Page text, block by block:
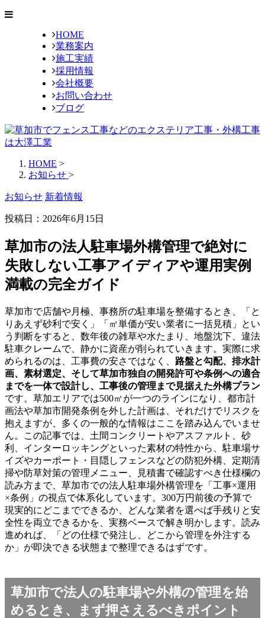
HOME
業務案内
施工実績
採用情報
会社概要
お問い合わせ
ブログ
HOME >
お知らせ >
お知らせ 新着情報
投稿日：2026年6月15日
草加市の法人駐車場外構管理で絶対に
失敗しない工事アイディアや運用実例
満載の完全ガイド
草加市で店舗や月極、事務所の駐車場を整備するとき、「と
りあえず砂利で安く」「㎡単価が安い業者に一括見積」とい
う判断をすると、数年後の雑草や水たまり、地盤沈下、違法
駐車クレームで、静かに資産が削られていきます。実際に求
められるのは、工事費の安さではなく、 路盤と勾配、排水計
画、素材選定、そして草加市独自の開発許可や条例への適合
までを一体で設計し、工事後の管理まで見据えた外構プラン
です。草加エリアでは500㎡が一つのラインになり、都市計
画法や草加市開発条例を外した計画は、それだけでリスクを
抱えますが、多くの一般的な情報はここを踏み込んでいませ
ん。この記事では、土間コンクリートやアスファルト、砂
利、インターロッキングといった素材の特性から、駐車場サ
イズやカーポート・目隠しフェンスなどの防犯外構、定期清
掃や防草対策の管理メニュー、見積書で確認すべき仕様欄の
読み方まで、草加市での法人駐車場外構管理を「工事×運用
×条例」の視点で体系化しています。300万円前後の予算で
現実的にどこまでできるか、どんな業者を選べば手残りと安
全性を両立できるかを、実務ベースで解き明かします。読み
進めれば、「どの仕様で発注し、どこから管理を外注する
か」が即決できる状態まで整理できるはずです。
草加市で法人の駐車場や外構の管理を始
めるとき、まず押さえるべきポイント